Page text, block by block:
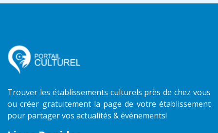
Trouver les établissements culturels près de chez vous
ou créer gratuitement la page de votre établissement
pour partager vos actualités & événements!